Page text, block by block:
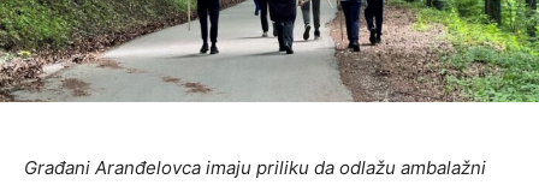
Građani Aranđelovca imaju priliku da odlažu ambalažni